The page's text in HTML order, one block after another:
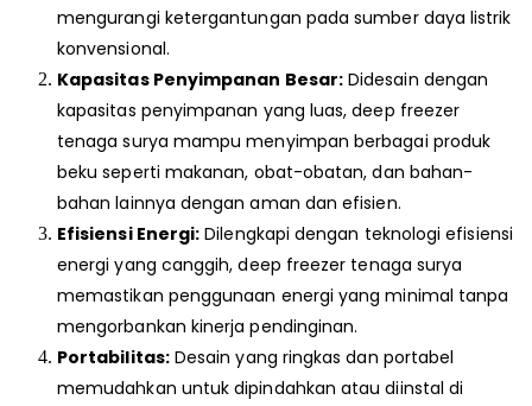
mengurangi ketergantungan pada sumber daya listrik
konvensional.
Kapasitas Penyimpanan Besar:Didesain dengan
kapasitas penyimpanan yang luas, deep freezer
tenaga surya mampu menyimpan berbagai produk
beku seperti makanan, obat-obatan, dan bahan-
bahan lainnya dengan aman dan efisien.
Efisiensi Energi: Dilengkapi dengan teknologi efisiensi
energi yang canggih, deep freezer tenaga surya
memastikan penggunaan energi yang minimal tanpa
mengorbankan kinerja pendinginan.
Portabilitas:Desain yang ringkas dan portabel
memudahkan untuk dipindahkan atau diinstal di